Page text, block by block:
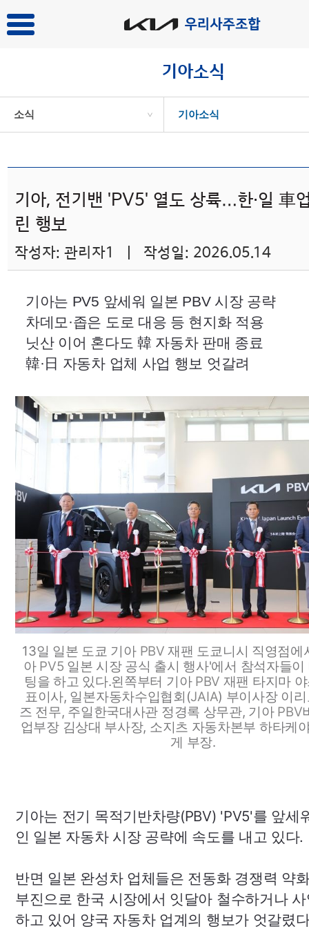
기아소식
소식 > 기아소식
기아, 전기밴 'PV5' 열도 상륙…한·일 車
린 행보
작성자: 관리자1 | 작성일: 2026.05.14
기아는 PV5 앞세워 일본 PBV시장 공략
차데모·좁은 도로 대응 등 현지화 적용
닛산 이어 혼다도 韓 자동차 판매 종료
韓·日 자동차 업체 사업 행보 엇갈려
13일 일본 도쿄 기아 PBV 재팬 도쿄니시 직영점에
아 PV5 일본 시장 공식 출시 행사'에서 참석자들이
팅을 하고 있다.왼쪽부터 기아 PBV 재팬 타지마
표이사, 일본자동차수입협회(JAIA) 부이사장 이
즈 전무, 주일한국대사관 정경록 상무관, 기아 PBV
업부장 김상대 부사장, 소지츠 자동차본부 하타케
게 부장.
기아는 전기 목적기반차량(PBV) 'PV5'를 앞세
인 일본 자동차 시장 공략에 속도를 내고 있다.
반면 일본 완성차 업체들은 전동화 경쟁력 약
부진으로 한국 시장에서 잇달아 철수하거나
하고 있어 양국 자동차 업계의 행보가 엇갈렸